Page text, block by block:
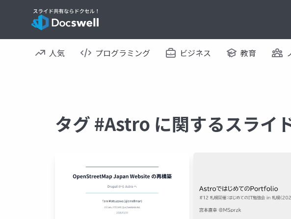
人気 プログラミング ビジネス 教育
タグ #Astro に関するスライ